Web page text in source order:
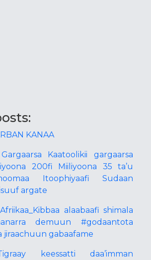
KANAA
Kaatoolikii gargaarsa
200fi Miiliyoona 35 ta’u
Itoophiyaafi Sudaan
argate
alaabaafi shimala
demuun #godaantota
jiraachuun gabaafame
keessatti daa’imman